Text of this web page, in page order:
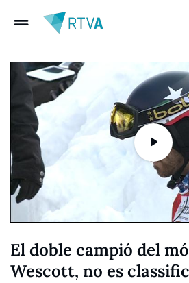
drag_handle
El doble campió del
Wescott, no es